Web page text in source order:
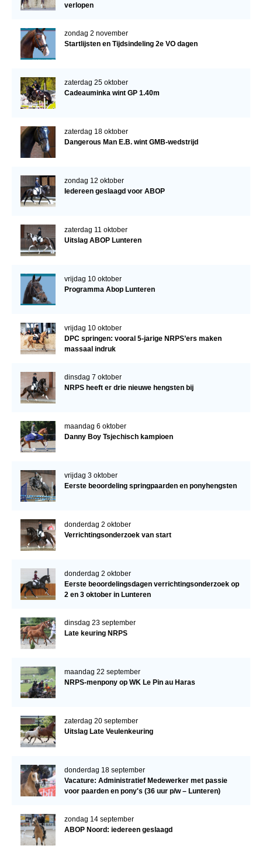
verlopen
zondag 2 november
Startlijsten en Tijdsindeling 2e VO dagen
zaterdag 25 oktober
Cadeauminka wint GP 1.40m
zaterdag 18 oktober
Dangerous Man E.B. wint GMB-wedstrijd
zondag 12 oktober
Iedereen geslaagd voor ABOP
zaterdag 11 oktober
Uitslag ABOP Lunteren
vrijdag 10 oktober
Programma Abop Lunteren
vrijdag 10 oktober
DPC springen: vooral 5-jarige NRPS’ers maken
massaal indruk
dinsdag 7 oktober
NRPS heeft er drie nieuwe hengsten bij
maandag 6 oktober
Danny Boy Tsjechisch kampioen
vrijdag 3 oktober
Eerste beoordeling springpaarden en ponyhengsten
donderdag 2 oktober
Verrichtingsonderzoek van start
donderdag 2 oktober
Eerste beoordelingsdagen verrichtingsonderzoek op
2 en 3 oktober in Lunteren
dinsdag 23 september
Late keuring NRPS
maandag 22 september
NRPS-menpony op WK Le Pin au Haras
zaterdag 20 september
Uitslag Late Veulenkeuring
donderdag 18 september
Vacature: Administratief Medewerker met passie
voor paarden en pony's (36 uur p/w – Lunteren)
zondag 14 september
ABOP Noord: iedereen geslaagd